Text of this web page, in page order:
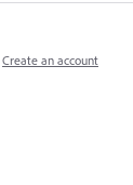
Create an account